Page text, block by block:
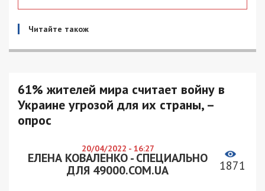
Читайте також
61% жителей мира считает войну в
Украине угрозой для их страны, –
опрос
20/04/2022 - 16:27
ЕЛЕНА КОВАЛЕНКО - СПЕЦИАЛЬНО
ДЛЯ 49000.COM.UA
1871